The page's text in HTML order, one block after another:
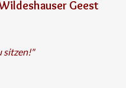
Geest
sitzen!"